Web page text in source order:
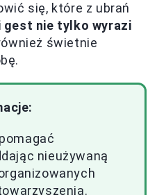
się, które z ubrań
gest nie tylko wyrazi
świetnie
nieużywaną